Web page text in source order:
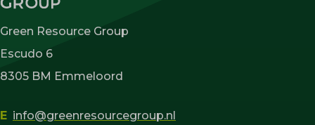
Green Resource Group
Escudo 6
8305 BM Emmeloord
E info@greenresourcegroup.nl